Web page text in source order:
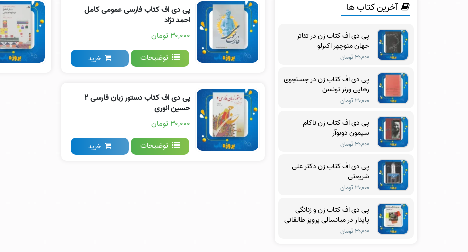
پی دی اف کتاب فارسی عمومی کامل
احمد نژاد
۳۰,۰۰۰ تومان
توضیحات
خرید
پی دی اف کتاب دستور زبان فارسی ۲
حسین انوری
۳۰,۰۰۰ تومان
توضیحات
خرید
آخرین کتاب ها
پی دی اف کتاب زن در تئاتر
جهان منوچهر اکبرلو
۳۰,۰۰۰ تومان
پی دی اف کتاب زن در جستجوی
رهایی ورنر تونسن
۳۰,۰۰۰ تومان
پی دی اف کتاب زن ناکام
سیمون دوبوآر
۳۰,۰۰۰ تومان
پی دی اف کتاب زن دکتر علی
شریعتی
۳۰,۰۰۰ تومان
پی دی اف کتاب زن و زنانگی
پایدار در میانسالی پرویز طالقانی
۳۰,۰۰۰ تومان